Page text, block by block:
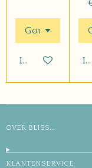
In winkelwagen
OVER BLISS...
KLANTENSERVICE